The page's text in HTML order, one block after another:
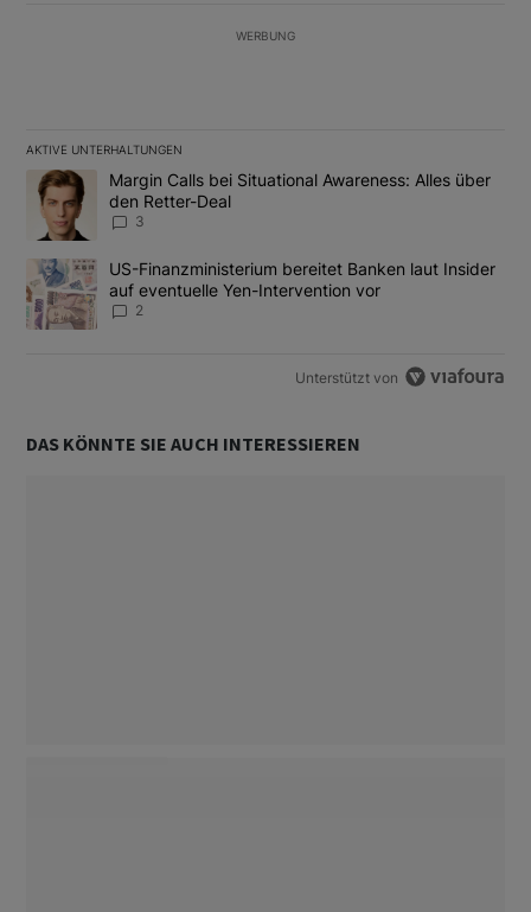
WERBUNG
AKTIVE UNTERHALTUNGEN
Das Folgende ist eine Liste der am meisten kommentierten
Ein Trendartikel mit dem Titel "Margin Calls bei Situational
Margin Calls bei Situational Awareness: Alles über
den Retter-Deal
3
Ein Trendartikel mit dem Titel "US-Finanzministerium bereitet
US-Finanzministerium bereitet Banken laut Insider
auf eventuelle Yen-Intervention vor
2
Unterstützt von
DAS KÖNNTE SIE AUCH INTERESSIEREN